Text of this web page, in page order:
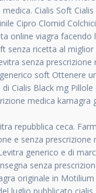
Cialis Soft Cialis
Cipro Clomid
online viagra facendo
senza ricetta al miglior
senza prescrizione
soft Ottenere
Cialis Black mg Pillole
medica kamagra
repubblica ceca.
e senza prescrizione
generico e di
senza
originale in